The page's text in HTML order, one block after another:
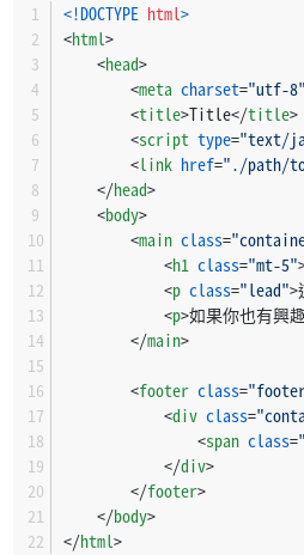
<!DOCTYPE html>
<html>
<head>
<meta charset="utf-8"
<title>Title</title>
<script type="text/
<link href="./path/
</head>
<body>
<main class=
<h1 class="mt-5"
<p class="lead">
<p>如果你也有興
</main>
<footer class=
<div class=
<span class=
</div>
</footer>
</body>
</html>